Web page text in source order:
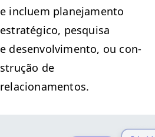
e incluem plane­ja­men­to
estratégi­co, pesquisa
e desen­volvi­men­to, ou con­
strução de
relacionamentos.